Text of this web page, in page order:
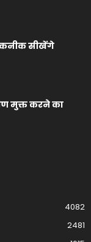
सीखेंगे
मुक्त करने का
4082
2481